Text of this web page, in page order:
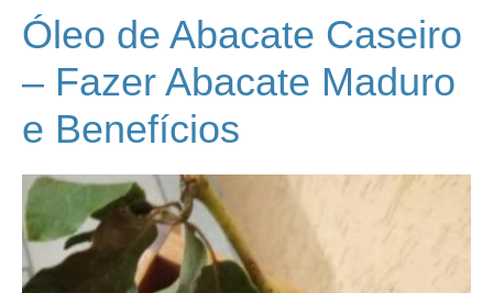
Óleo de Abacate Caseiro
– Fazer Abacate Maduro
e Benefícios